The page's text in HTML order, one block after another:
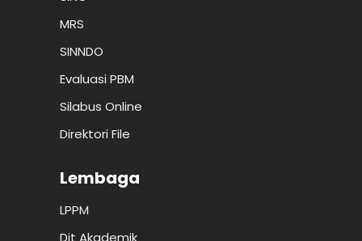
MRS
SINNDO
Evaluasi PBM
Silabus Online
Direktori File
Lembaga
LPPM
Dit Akademik